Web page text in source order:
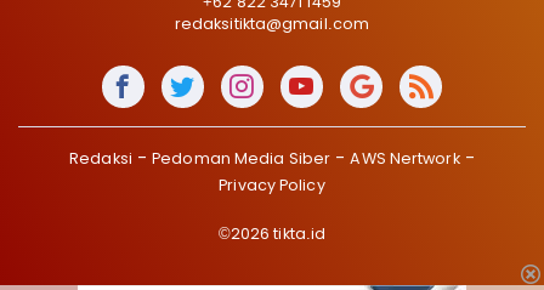
redaksitikta@gmail.com
Redaksi Pedoman Media Siber
AWS Nertwork
Privacy Policy
©2026 tikta.id